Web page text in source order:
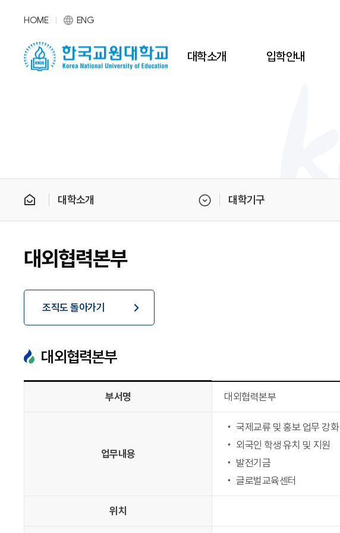
HOME ENG
대학소개 입학안내
대학소개 대학기구
대외협력본부
조직도 돌아가기
조직도 돌아가기
대외협력본부
부서명 대외협력본부
업무내용
‧ 국제교류 및 홍보 업무 강화
‧ 외국인 학생 유치 및 지원
‧ 발전기금
‧ 글로벌교육센터
위치